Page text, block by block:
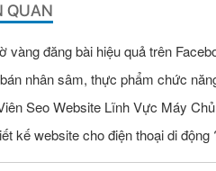
QUAN
vàng đăng bài hiệu quả trên
nhân sâm, thực phẩm chức
kế website cho điện thoại di động